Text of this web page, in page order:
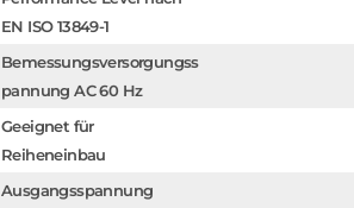
EN ISO 13849-1
Bemessungsversorgungss
pannung AC 60 Hz
Geeignet für
Reiheneinbau
Ausgangsspannung